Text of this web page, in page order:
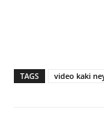
TAGS video kaki